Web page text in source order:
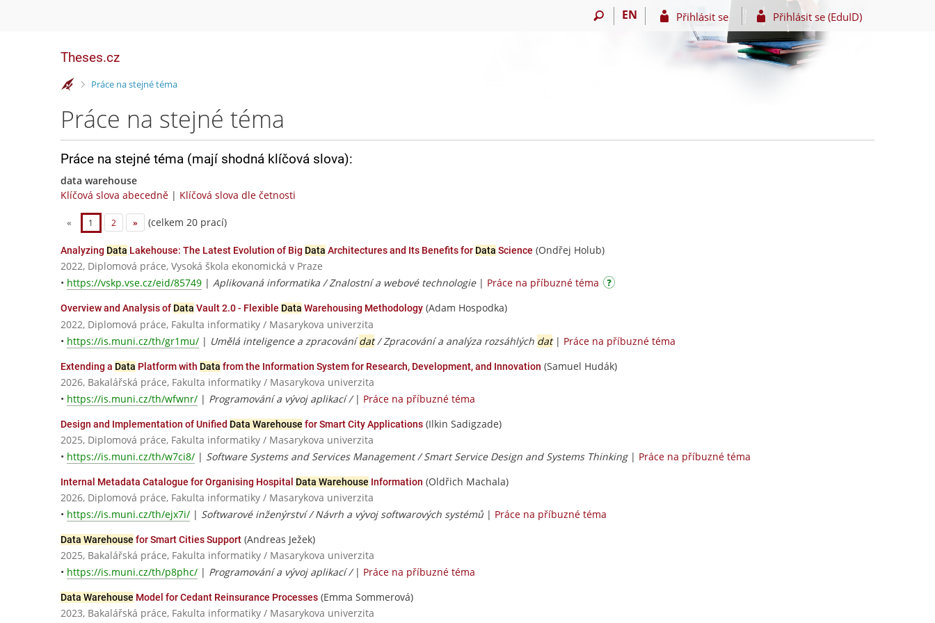
EN Přihlásit se Přihlásit se (EduID)
Theses.cz
>Práce na stejné téma
Práce na stejné téma
Práce na stejné téma (mají shodná klíčová slova):
data warehouse
Klíčová slova abecedně | Klíčová slova dle četnosti
« 1 2 » (celkem 20 prací)
Analyzing Data Lakehouse: The Latest Evolution of Big Data Architectures and Its Benefits for Data Science (Ondřej Holub)
2022, Diplomová práce, Vysoká škola ekonomická v Praze
• https://vskp.vse.cz/eid/85749 | Aplikovaná informatika / Znalostní a webové technologie| Práce na příbuzné téma
Overview and Analysis of Data Vault 2.0 - Flexible Data Warehousing Methodology (Adam Hospodka)
2022, Diplomová práce, Fakulta informatiky / Masarykova univerzita
• https://is.muni.cz/th/gr1mu/ | Umělá inteligence a zpracovánídat/ Zpracování a analýza rozsáhlých dat| Práce na příbuzné téma
Extending a Data Platform with Data from the Information System for Research, Development, and Innovation (Samuel Hudák)
2026, Bakalářská práce, Fakulta informatiky / Masarykova univerzita
• https://is.muni.cz/th/wfwnr/ | Programování a vývoj aplikací / | Práce na příbuzné téma
Design and Implementation of Unified Data Warehouse for Smart City Applications (Ilkin Sadigzade)
2025, Diplomová práce, Fakulta informatiky / Masarykova univerzita
• https://is.muni.cz/th/w7ci8/ | Software Systems and Services Management / Smart Service Design and Systems Thinking| Práce na příbuzné téma
Internal Metadata Catalogue for Organising Hospital Data Warehouse Information (Oldřich Machala)
2026, Diplomová práce, Fakulta informatiky / Masarykova univerzita
• https://is.muni.cz/th/ejx7i/ | Softwarové inženýrství / Návrh a vývoj softwarových systémů | Práce na příbuzné téma
Data Warehouse for Smart Cities Support (Andreas Ježek)
2025, Bakalářská práce, Fakulta informatiky / Masarykova univerzita
• https://is.muni.cz/th/p8phc/ | Programování a vývoj aplikací / | Práce na příbuzné téma
Data Warehouse Model for Cedant Reinsurance Processes (Emma Sommerová)
2023, Bakalářská práce, Fakulta informatiky / Masarykova univerzita